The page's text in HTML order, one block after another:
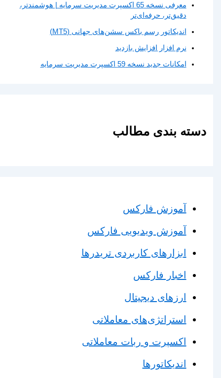
معرفی نسخه 65 اکسپرت مدیریت سرمایه | هوشمندتر،
دقیق‌تر، حرفه‌ای‌تر
اندیکاتور رسم باکس سشن‌های جهانی (MT5)
نرم افزار افزایش بازدید
امکانات جدید نسخه 59 اکسپرت مدیریت سرمایه
دسته بندی مطالب
آموزش فارکس
آموزش ویدیویی فارکس
ابزارهای کاربردی تریدرها
اخبار فارکس
ارزهای دیجیتال
استراتژی‌های معاملاتی
اکسپرت و ربات معاملاتی
اندیکاتورها